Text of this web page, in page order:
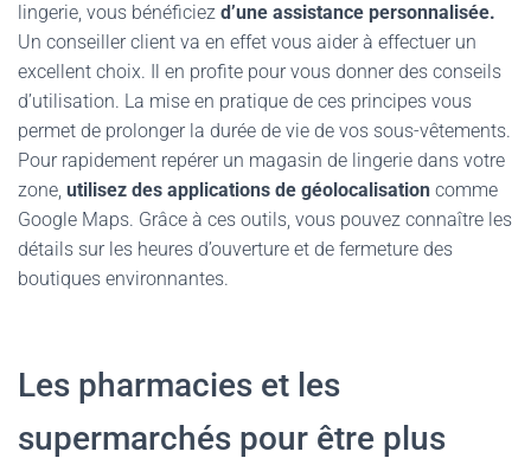
lingerie, vous bénéficiez d’une assistance personnalisée.
Un conseiller client va en effet vous aider à effectuer un
excellent choix. Il en profite pour vous donner des conseils
d’utilisation. La mise en pratique de ces principes vous
permet de prolonger la durée de vie de vos sous-vêtements.
Pour rapidement repérer un magasin de lingerie dans votre
zone, utilisez des applications de géolocalisation comme
Google Maps. Grâce à ces outils, vous pouvez connaître les
détails sur les heures d’ouverture et de fermeture des
boutiques environnantes.
Les pharmacies et les
supermarchés pour être plus